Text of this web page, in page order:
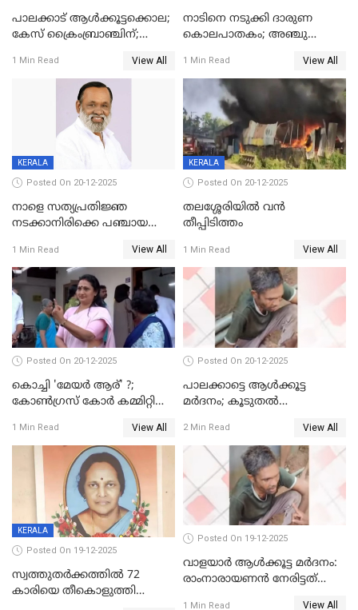
പാലക്കാട് ആൾക്കൂട്ടക്കൊല;
കേസ് ക്രൈംബ്രാഞ്ചിന്;
അന്വേഷിക്കും
1 Min Read View All
നാടിനെ നടുക്കി ദാരുണ
കൊലപാതകം; അഞ്ചു
കഴുത്തുഞെരിച്ച് കൊന്നു
1 Min Read View All
KERALA
Posted On 20-12-2025
നാളെ സത്യപ്രതിജ്ഞ
നടക്കാനിരിക്കെ പഞ്ചായത്ത്
1 Min Read View All
KERALA
Posted On 20-12-2025
തലശ്ശേരിയിൽ വൻ
തീപ്പിടിത്തം
1 Min Read View All
Posted On 20-12-2025
കൊച്ചി 'മേയർ ആര്' ?;
കോണ്‍ഗ്രസ് കോര്‍ കമ്മിറ്റി
1 Min Read View All
Posted On 20-12-2025
പാലക്കാട്ടെ ആള്‍ക്കൂട്ട
മര്‍ദനം; കൂടുതല്‍
അംഗ സംഘമെന്ന് വിവരം
2 Min Read View All
KERALA
Posted On 19-12-2025
സ്വത്തുതര്‍ക്കത്തില്‍ 72
കാരിയെ തീകൊളുത്തി
Posted On 19-12-2025
വാളയാർ ആൾക്കൂട്ട മർദനം:
രാംനാരായണൻ നേരിട്ടത്
1 Min Read View All